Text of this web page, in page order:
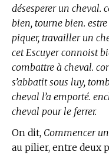
désesperer un cheval.
bien, tourne bien.
piquer, travailler un
cet Escuyer connoist
combattre à cheval.
s’abbatit sous luy,
cheval l’a emporté.
cheval pour le ferrer.
On dit, Commencer
au pilier, entre deux